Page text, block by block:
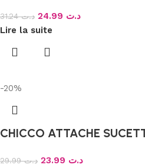
د.ت31.24 د.ت
Lire la suite
-20%
CHICCO ATTACHE
د.ت29.99 د.ت